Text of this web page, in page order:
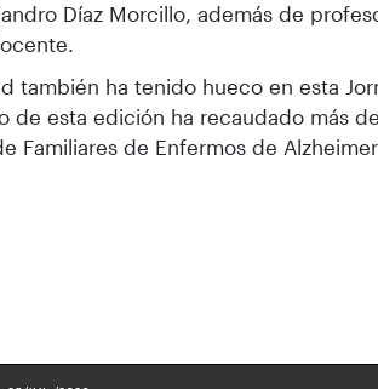
Díaz Morcillo, además de
también ha tenido hueco en esta
de esta edición ha recaudado más
Familiares de Enfermos de